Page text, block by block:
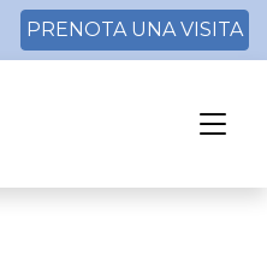
PRENOTA UNA VISITA